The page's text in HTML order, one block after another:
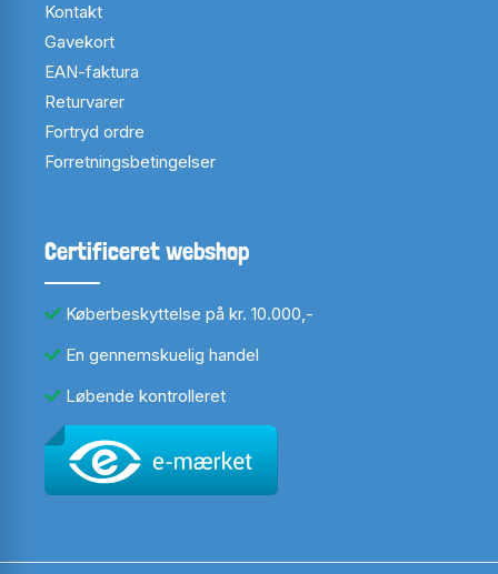
Kontakt
Gavekort
EAN-faktura
Returvarer
Fortryd ordre
Forretningsbetingelser
Certificeret webshop
Køberbeskyttelse på kr. 10.000,-
En gennemskuelig handel
Løbende kontrolleret